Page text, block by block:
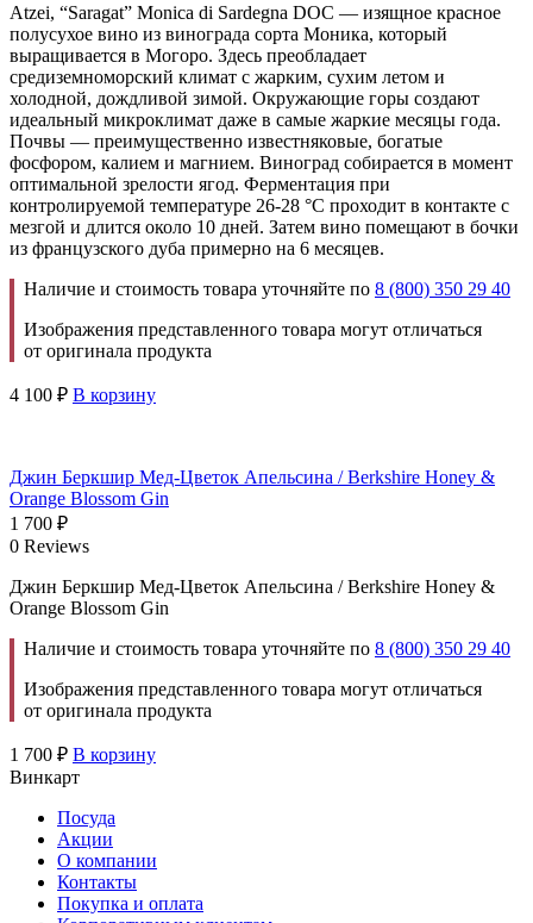
Atzei, “Saragat” Monica di Sardegna DOC — изящное красное
полусухое вино из винограда сорта Моника, который
выращивается в Могоро. Здесь преобладает
средиземноморский климат с жарким, сухим летом и
холодной, дождливой зимой. Окружающие горы создают
идеальный микроклимат даже в самые жаркие месяцы года.
Почвы — преимущественно известняковые, богатые
фосфором, калием и магнием. Виноград собирается в момент
оптимальной зрелости ягод. Ферментация при
контролируемой температуре 26-28 °С проходит в контакте с
мезгой и длится около 10 дней. Затем вино помещают в бочки
из французского дуба примерно на 6 месяцев.
Наличие и стоимость товара уточняйте по 8 (800) 350 29 40
Изображения представленного товара могут отличаться
от оригинала продукта
4 100 ₽ В корзину
Джин Беркшир Мед-Цветок Апельсина / Berkshire Honey &
Orange Blossom Gin
1 700 ₽
0 Reviews
Джин Беркшир Мед-Цветок Апельсина / Berkshire Honey &
Orange Blossom Gin
Наличие и стоимость товара уточняйте по 8 (800) 350 29 40
Изображения представленного товара могут отличаться
от оригинала продукта
1 700 ₽ В корзину
Винкарт
Посуда
Акции
О компании
Контакты
Покупка и оплата